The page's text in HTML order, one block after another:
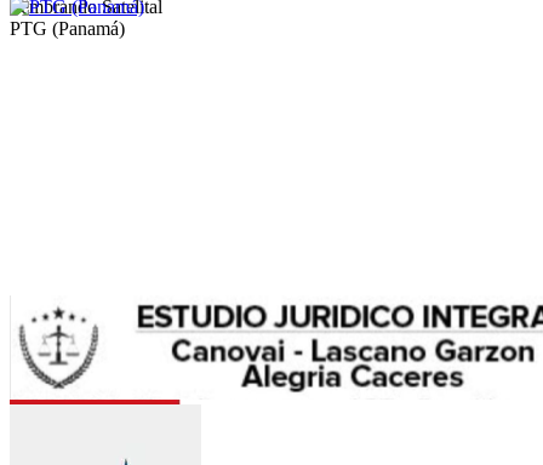
Sembrando Satelital
PTG (Panamá)